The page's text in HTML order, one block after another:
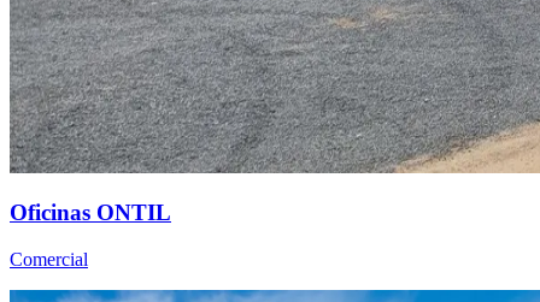
Oficinas ONTIL
Comercial